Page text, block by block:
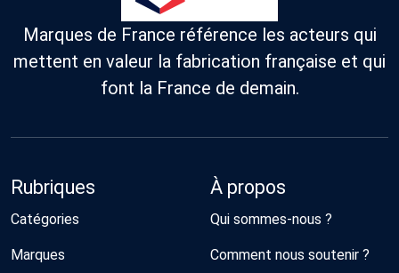
Marques de France référence les acteurs qui
mettent en valeur la fabrication française et qui
font la France de demain.
Rubriques
Catégories
Marques
À propos
Qui sommes-nous ?
Comment nous soutenir ?